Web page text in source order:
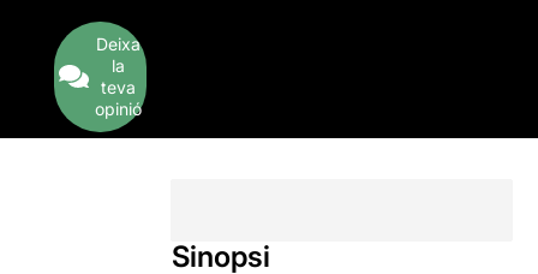
Deixa
la
teva
opinió
Sinopsi